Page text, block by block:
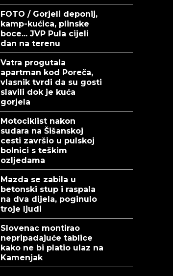
FOTO / Gorjeli deponij,
kamp-kućica, plinske
boce... JVP Pula cijeli
dan na terenu
Vatra progutala
apartman kod Poreča,
vlasnik tvrdi da su gosti
slavili dok je kuća
gorjela
Motociklist nakon
sudara na Šišanskoj
cesti završio u pulskoj
bolnici s teškim
ozljedama
Mazda se zabila u
betonski stup i raspala
na dva dijela, poginulo
troje ljudi
Slovenac montirao
nepripadajuće tablice
kako ne bi platio ulaz na
Kamenjak